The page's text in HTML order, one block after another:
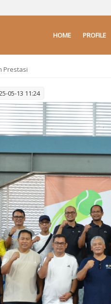
HOME PROFILE
Prestasi
05-13 11:24